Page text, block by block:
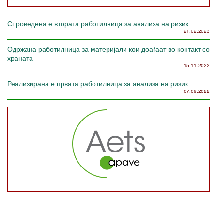
Спроведена е втората работилница за анализа на ризик
21.02.2023
Одржана работилница за материјали кои доаѓаат во контакт со
храната
15.11.2022
Реализирана е првата работилница за анализа на ризик
07.09.2022